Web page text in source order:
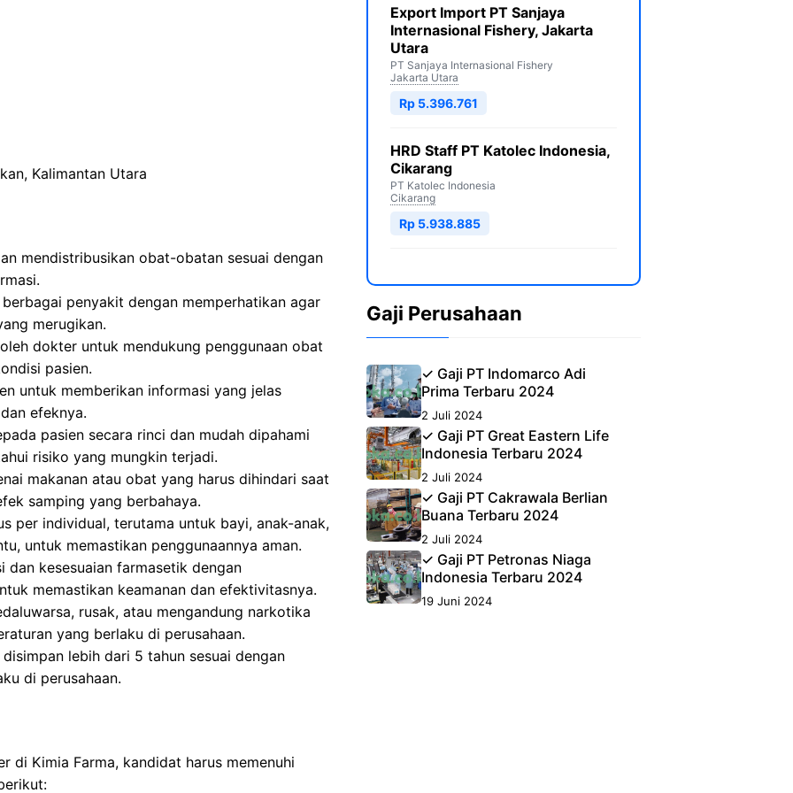
Kalimantan Utara
mendistribusikan obat-obatan sesuai dengan
penyakit dengan memperhatikan agar
merugikan.
dokter untuk mendukung penggunaan obat
pasien.
untuk memberikan informasi yang jelas
efeknya.
pasien secara rinci dan mudah dipahami
risiko yang mungkin terjadi.
makanan atau obat yang harus dihindari saat
samping yang berbahaya.
per individual, terutama untuk bayi, anak-anak,
untuk memastikan penggunaannya aman.
dan kesesuaian farmasetik dengan
memastikan keamanan dan efektivitasnya.
rusak, atau mengandung narkotika
yang berlaku di perusahaan.
lebih dari 5 tahun sesuai dengan
di perusahaan.
di Kimia Farma, kandidat harus memenuhi
Export Import PT Sanjaya
Internasional Fishery, Jakarta
Utara
PT Sanjaya Internasional Fishery
Jakarta Utara
Rp 5.396.761
HRD Staff PT Katolec Indonesia,
Cikarang
PT Katolec Indonesia
Cikarang
Rp 5.938.885
Gaji Perusahaan
✓ Gaji PT Indomarco Adi
Prima Terbaru 2024
2 Juli 2024
✓ Gaji PT Great Eastern Life
Indonesia Terbaru 2024
2 Juli 2024
✓ Gaji PT Cakrawala Berlian
Buana Terbaru 2024
2 Juli 2024
✓ Gaji PT Petronas Niaga
Indonesia Terbaru 2024
19 Juni 2024